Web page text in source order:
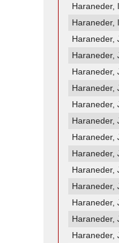
Haraneder,
Haraneder,
Haraneder,
Haraneder,
Haraneder,
Haraneder,
Haraneder,
Haraneder,
Haraneder,
Haraneder,
Haraneder,
Haraneder,
Haraneder,
Haraneder,
Haraneder,